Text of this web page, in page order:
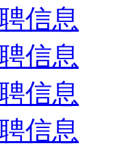
信息
信息
信息
信息